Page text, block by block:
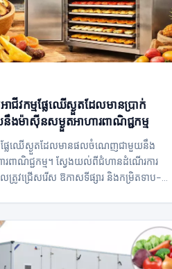
ាជីវកម្មផ្លែឈើស្ងួតដែលមានប្រាក់
ម៉ាស៊ីនសម្ងួតអាហារពាណិជ្ជកម្ម
ម្មផ្លែឈើស្ងួតដែលមានផលចំណេញជាមួយនឹង
រពាណិជ្ជកម្ម។ ស្វែងយល់ពីជំហានដំណើរការ
ត្រូវជ្រើសរើស ឱកាសទីផ្សារ និងកម្រិតទាប-ការ